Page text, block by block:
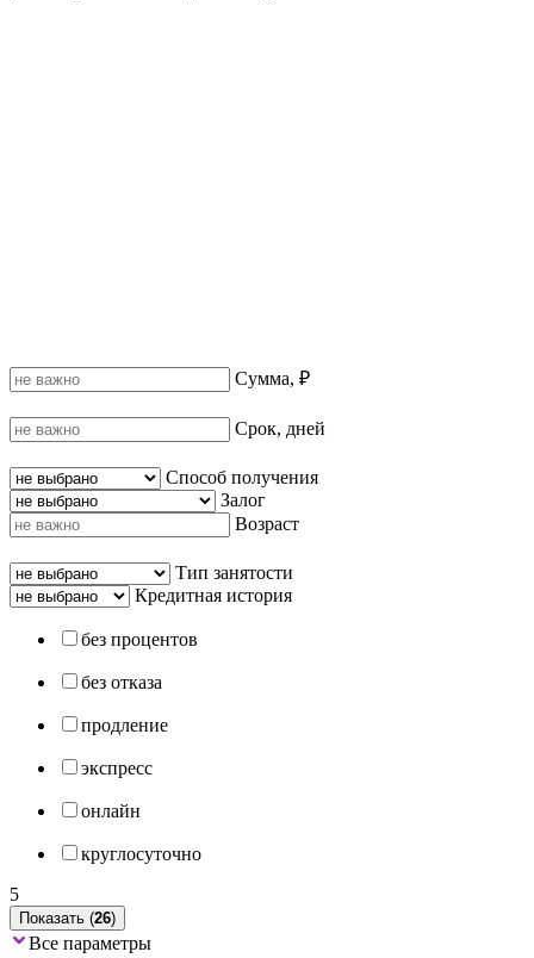
Сумма, ₽
Срок, дней
Способ получения
Залог
Возраст
Тип занятости
Кредитная история
без процентов
без отказа
продление
экспресс
онлайн
круглосуточно
5
Показать (26)
Все параметры